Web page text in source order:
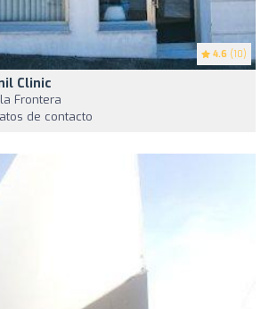
4.6 (10)
Clinic
Frontera
de contacto